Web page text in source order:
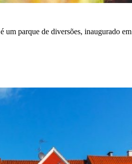
um parque de diversões, inaugurado